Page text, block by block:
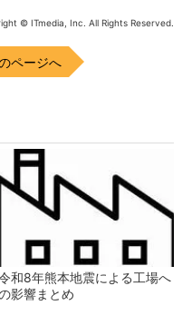
© ITmedia, Inc. All Rights Reserved.
ページへ
和8年熊本地震による工場へ
影響まとめ